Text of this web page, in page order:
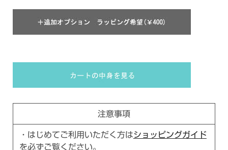
注意事項
・はじめてご利用いただく方はショッピングガイド
を必ずご覧ください。